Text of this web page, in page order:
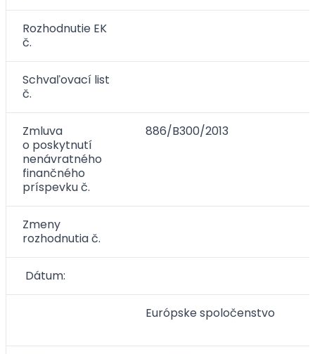
Rozhodnutie EK
č.
Schvaľovací list
č.
Zmluva
o poskytnutí
nenávratného
finančného
príspevku č.
886/B300/2013
Zmeny
rozhodnutia č.
Dátum:
Európske spoločenstvo